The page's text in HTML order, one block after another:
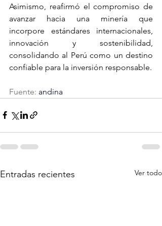
Asimismo, reafirmó el compromiso de
avanzar hacia una minería que
incorpore estándares internacionales,
innovación y sostenibilidad,
consolidando al Perú como un destino
confiable para la inversión responsable.
Fuente: andina
Entradas recientes Ver todo